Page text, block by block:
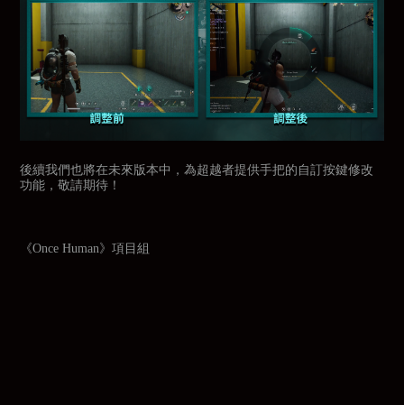
後續我們也將在未來版本中，為超越者提供手把的自訂按鍵修改
功能，敬請期待！
《Once Human》項目組